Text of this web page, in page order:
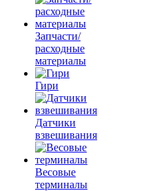
Запчасти/
расходные
материалы
Гири
Датчики
взвешивания
Весовые
терминалы